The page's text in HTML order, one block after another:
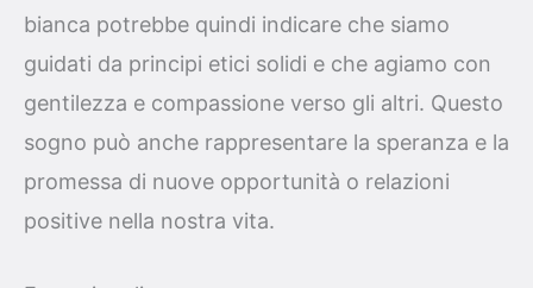
bianca potrebbe quindi indicare che siamo
guidati da principi etici solidi e che agiamo con
gentilezza e compassione verso gli altri. Questo
sogno può anche rappresentare la speranza e la
promessa di nuove opportunità o relazioni
positive nella nostra vita.